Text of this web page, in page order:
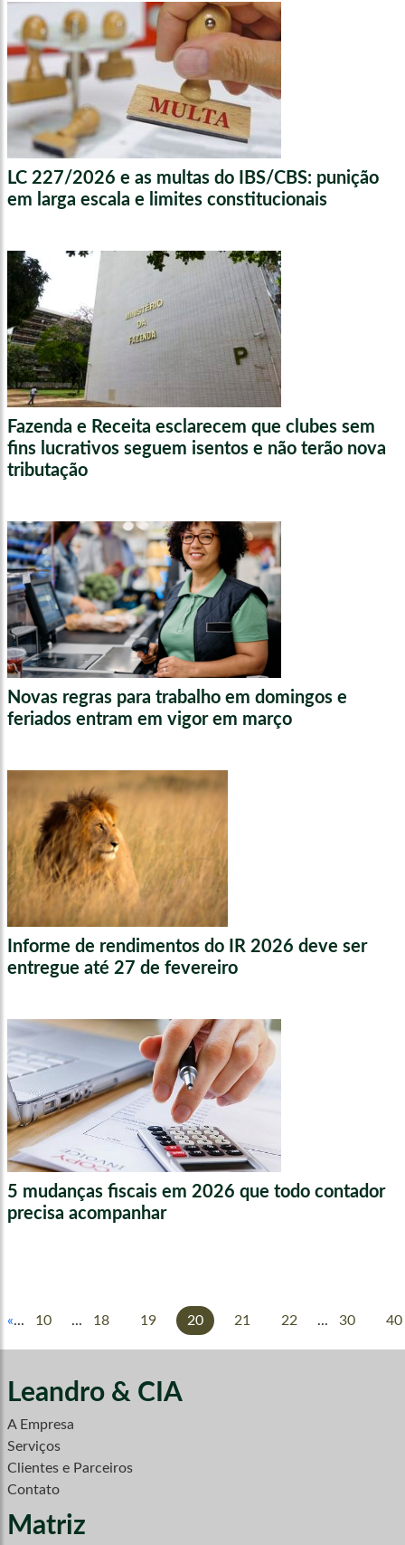
LC 227/2026 e as multas do IBS/CBS: punição
em larga escala e limites constitucionais
Fazenda e Receita esclarecem que clubes sem
fins lucrativos seguem isentos e não terão nova
tributação
Novas regras para trabalho em domingos e
feriados entram em vigor em março
Informe de rendimentos do IR 2026 deve ser
entregue até 27 de fevereiro
5 mudanças fiscais em 2026 que todo contador
precisa acompanhar
«... 10 ... 18 19 20 21 22 ... 30 40
Leandro & CIA
A Empresa
Serviços
Clientes e Parceiros
Contato
Matriz